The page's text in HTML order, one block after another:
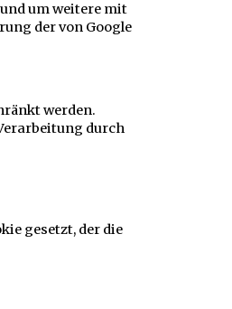
um weitere mit
der von Google
werden.
durch
gesetzt, der die